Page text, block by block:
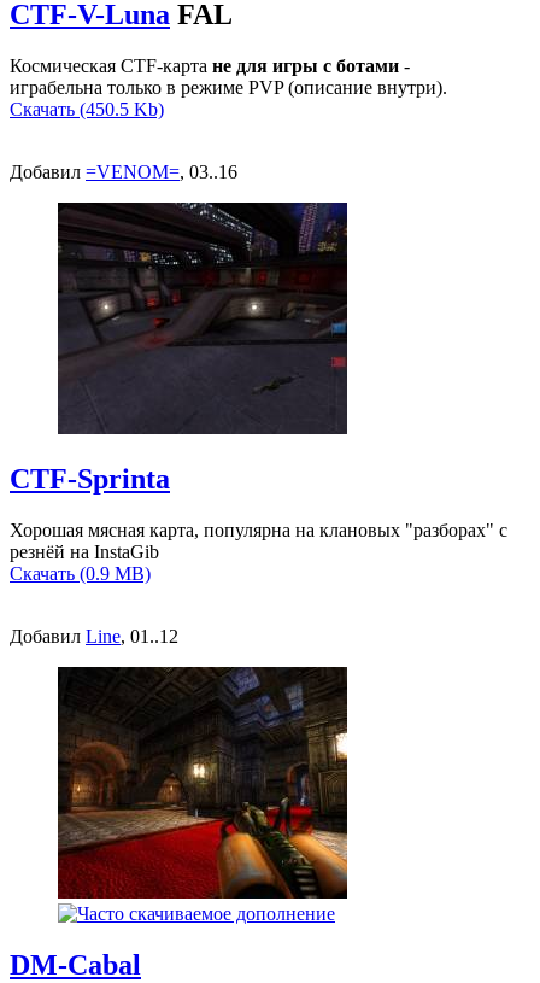
CTF-V-Luna FAL
Космическая CTF-карта не для игры с ботами -
играбельна только в режиме PVP (описание внутри).
Скачать (450.5 Kb)
Добавил =VENOM=, 03..16
CTF-Sprinta
Хорошая мясная карта, популярна на клановых "разборах" с
резнёй на InstaGib
Скачать (0.9 MB)
Добавил Line, 01..12
DM-Cabal